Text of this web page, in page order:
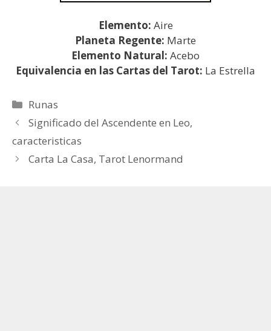
Elemento: Aire
Planeta Regente: Marte
Elemento Natural: Acebo
Equivalencia en las Cartas del Tarot: La Estrella
Categorías
Runas
Significado del Ascendente en Leo,
caracteristicas
Carta La Casa, Tarot Lenormand